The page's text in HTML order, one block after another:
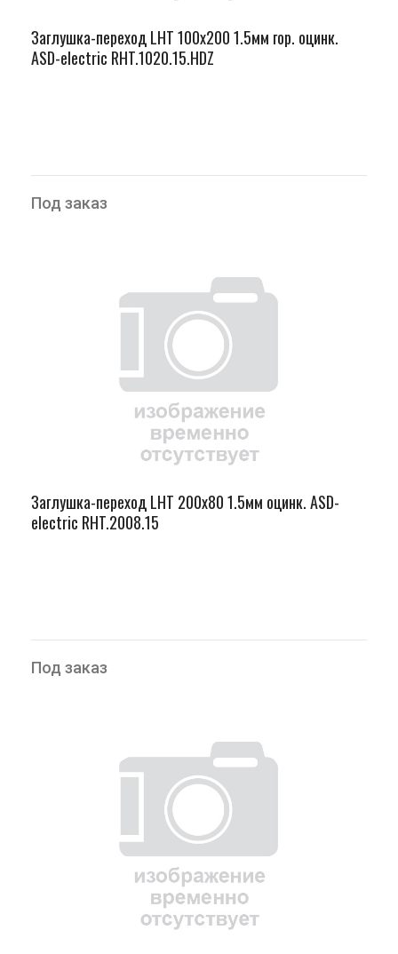
Заглушка-переход LHT 100х200 1.5мм гор. оцинк.
ASD-electric RHT.1020.15.HDZ
Под заказ
Заглушка-переход LHT 200х80 1.5мм оцинк. ASD-
electric RHT.2008.15
Под заказ